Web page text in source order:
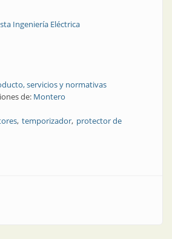
Ingeniería Eléctrica
servicios y normativas
de: Montero
temporizador protector de
de control: nueva línea con